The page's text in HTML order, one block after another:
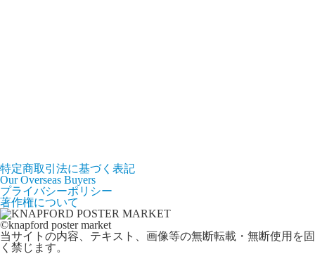
特定商取引法に基づく表記
Our Overseas Buyers
プライバシーポリシー
著作権について
©knapford poster market
当サイトの内容、テキスト、画像等の無断転載・無断使用を固
く禁じます。